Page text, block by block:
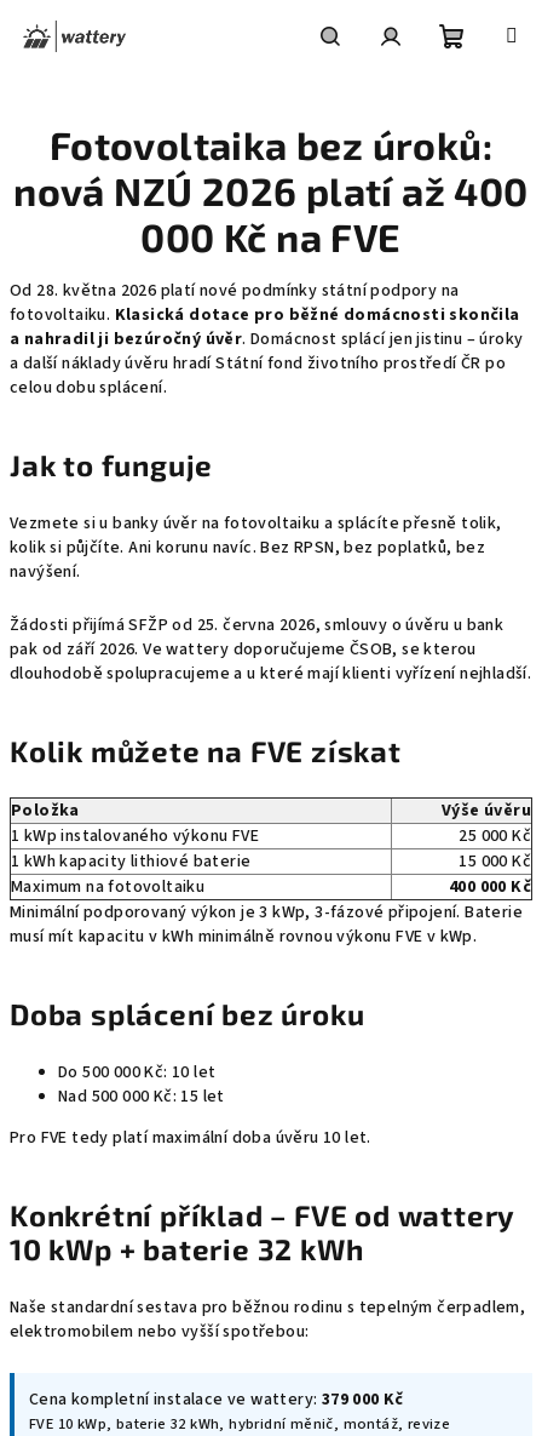
košík
Fotovoltaika bez úroků:
nová NZÚ 2026 platí až 400
000 Kč na FVE
Od 28. května 2026 platí nové podmínky státní podpory na
fotovoltaiku. Klasická dotace pro běžné domácnosti skončila
a nahradil ji bezúročný úvěr. Domácnost splácí jen jistinu – úroky
a další náklady úvěru hradí Státní fond životního prostředí ČR po
celou dobu splácení.
Jak to funguje
Vezmete si u banky úvěr na fotovoltaiku a splácíte přesně tolik,
kolik si půjčíte. Ani korunu navíc. Bez RPSN, bez poplatků, bez
navýšení.
Žádosti přijímá SFŽP od 25. června 2026, smlouvy o úvěru u bank
pak od září 2026. Ve wattery doporučujeme ČSOB, se kterou
dlouhodobě spolupracujeme a u které mají klienti vyřízení nejhladší.
Kolik můžete na FVE získat
Položka
Výše úvěru
1 kWp instalovaného výkonu FVE
25 000 Kč
1 kWh kapacity lithiové baterie
15 000 Kč
Maximum na fotovoltaiku
400 000 Kč
Minimální podporovaný výkon je 3 kWp, 3-fázové připojení. Baterie
musí mít kapacitu v kWh minimálně rovnou výkonu FVE v kWp.
Doba splácení bez úroku
Do 500 000 Kč: 10 let
Nad 500 000 Kč: 15 let
Pro FVE tedy platí maximální doba úvěru 10 let.
Konkrétní příklad – FVE od wattery
10 kWp + baterie 32 kWh
Naše standardní sestava pro běžnou rodinu s tepelným čerpadlem,
elektromobilem nebo vyšší spotřebou:
Cena kompletní instalace ve wattery: 379 000 Kč
FVE 10 kWp, baterie 32 kWh, hybridní měnič, montáž, revize